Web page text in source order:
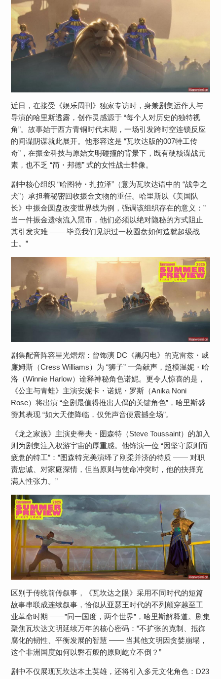
近日，在接受《娱乐周刊》独家专访时，身兼剧集运作人与
导演的哈里斯透露，创作灵感源于 “每个人对历史的独特视
角”。故事始于西方青铜时代末期，一场引发跨时空连锁反应
的间谍阴谋就此展开。他形容这是 “瓦坎达版的007特工传
奇”，在振金科技与原始文明碰撞的背景下，既有硬核谍战元
素，也不乏 “简・邦德” 式的女性战士群像。
剧中核心组织 “哈图特・扎拉泽”（意为瓦坎达语中的 “战争之
犬”）承担着秘密回收振金文物的重任。哈里斯以《美国队
长》中振金圆盘改变世界线为例，强调该组织存在的意义：”
当一件振金遗物流入黑市，他们必须以绝对隐秘的方式阻止
其引发灾难 —— 毕竟我们见识过一枚圆盘如何造就超级战
士。”
剧集配音阵容星光熠熠：曾饰演 DC《黑闪电》的克雷兹・威
廉姆斯（Cress Williams）为 “狮子” 一角献声，超模温妮・哈
洛（Winnie Harlow）诠释神秘角色诺妮。更令人惊喜的是，
《公主与青蛙》主演安妮卡・诺妮・罗斯（Anika Noni
Rose）将出演 “全剧最值得推出人偶的关键角色”，哈里斯盛
赞其表现 “如大天使降临，仅凭声音便震撼全场”。
《龙之家族》主演史蒂夫・图森特（Steve Toussaint）的加入
则为剧集注入权游宇宙的厚重感。他饰演一位 “因坚守原则而
疲惫的特工”：”图森特完美演绎了刚柔并济的特质 —— 对职
责忠诚、对家庭深情，但当原则与使命冲突时，他的抉择充
满人性张力。”
区别于传统前传叙事，《瓦坎达之眼》采用不同时代的短篇
故事串联成连续叙事，恰似从亚瑟王时代的不列颠穿越至工
业革命时期 ——”同一国度，两个世界”，哈里斯解释道。剧集
聚焦瓦坎达文明延续万年的核心密码：”不扩张的克制、抵御
腐化的韧性、平衡发展的智慧 —— 当其他文明因贪婪崩塌，
这个非洲国度如何以磐石般的原则屹立不倒？”
剧中不仅展现瓦坎达本土英雄，还将引入多元文化角色：D23